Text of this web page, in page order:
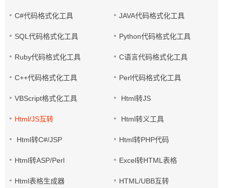
C#代码格式化工具 JAVA代码格式化工具
SQL代码格式化工具 Python代码格式化工具
Ruby代码格式化工具 C语言代码格式化工具
C++代码格式化工具 Perl代码格式化工具
VBScript格式化工具 Html转JS
Html/JS互转 Html转义工具
Html转C#/JSP Html转PHP代码
Html转ASP/Perl Excel转HTML表格
Html表格生成器 HTML/UBB互转